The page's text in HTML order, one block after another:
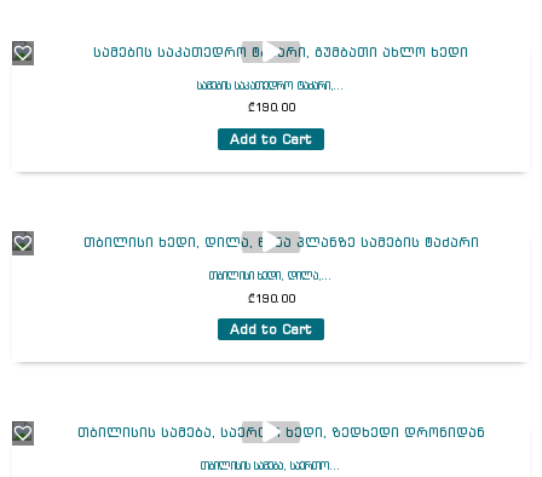
სამების საკათედრო ტაძარი,...
₾190.00
Add to Cart
თბილისი ხედი, დილა,...
₾190.00
Add to Cart
თბილისის სამება, საერთო...